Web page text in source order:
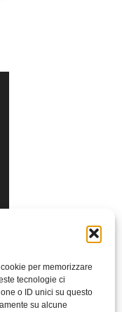
per memorizzare
tecnologie ci
o ID unici su questo
su alcune